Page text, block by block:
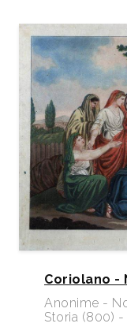
Coriolano -
Anonime -
Storia (800) -